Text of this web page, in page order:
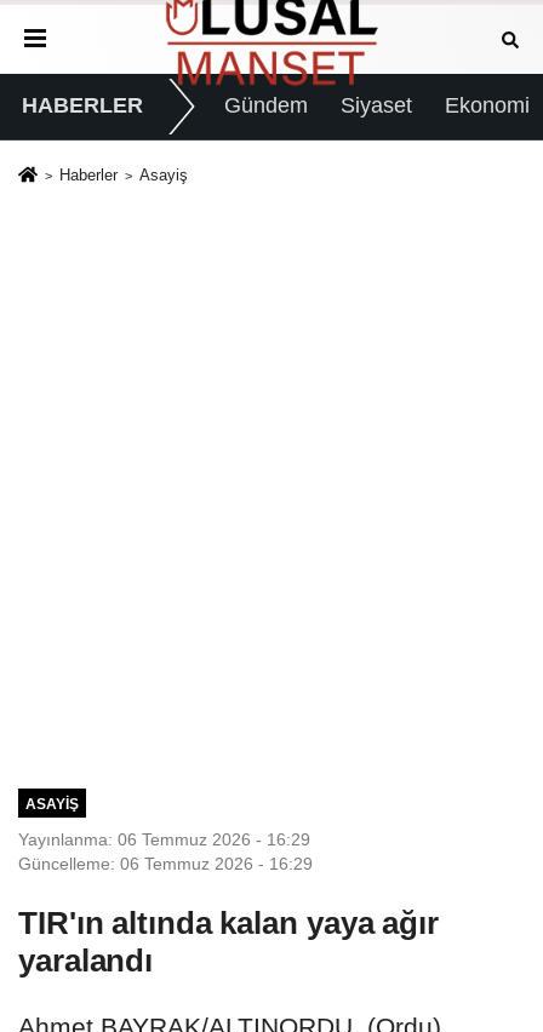
HABERLER Gündem Siyaset Ekonomi
Haberler Asayiş
ASAYIŞ
Yayınlanma: 06 Temmuz 2026 - 16:29
Güncelleme: 06 Temmuz 2026 - 16:29
TIR'ın altında kalan yaya ağır
yaralandı